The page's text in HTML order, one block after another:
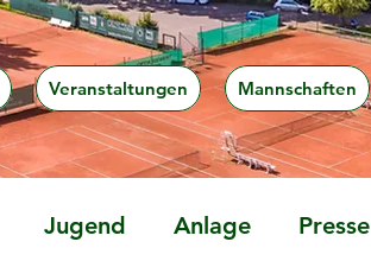
Veranstaltungen Mannschaften
Jugend Anlage Presse